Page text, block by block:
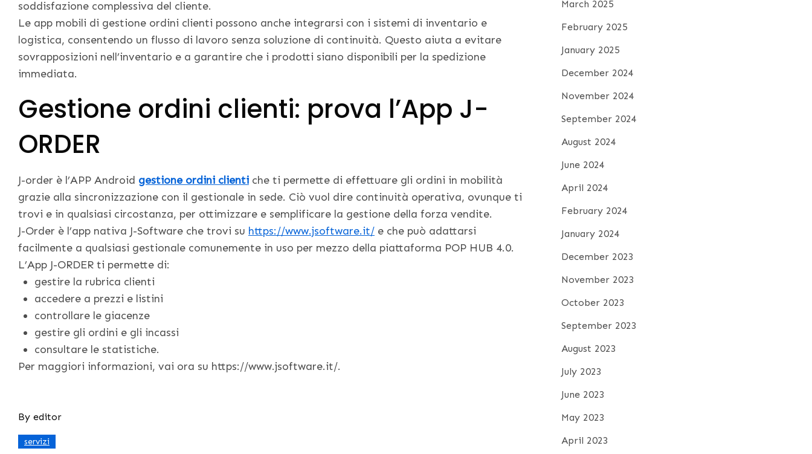
soddisfazione complessiva del cliente.
Le app mobili di gestione ordini clienti possono anche integrarsi con i sistemi di inventario e
logistica, consentendo un flusso di lavoro senza soluzione di continuità. Questo aiuta a evitare
sovrapposizioni nell’inventario e a garantire che i prodotti siano disponibili per la spedizione
immediata.
Gestione ordini clienti: prova l’App J-
ORDER
J-order è l’APP Android gestione ordini clienti che ti permette di effettuare gli ordini in mobilità
grazie alla sincronizzazione con il gestionale in sede. Ciò vuol dire continuità operativa, ovunque ti
trovi e in qualsiasi circostanza, per ottimizzare e semplificare la gestione della forza vendite.
J-Order è l’app nativa J-Software che trovi su https://www.jsoftware.it/ e che può adattarsi
facilmente a qualsiasi gestionale comunemente in uso per mezzo della piattaforma POP HUB 4.0.
L’App J-ORDER ti permette di:
gestire la rubrica clienti
accedere a prezzi e listini
controllare le giacenze
gestire gli ordini e gli incassi
consultare le statistiche.
Per maggiori informazioni, vai ora su https://www.jsoftware.it/.
By editor
servizi
March 2025
February 2025
January 2025
December 2024
November 2024
September 2024
August 2024
June 2024
April 2024
February 2024
January 2024
December 2023
November 2023
October 2023
September 2023
August 2023
July 2023
June 2023
May 2023
April 2023